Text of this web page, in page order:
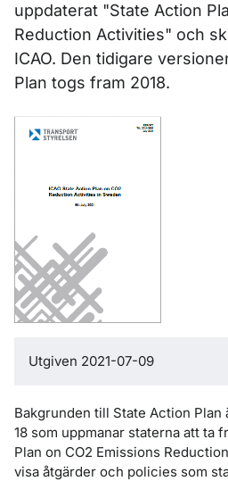
uppdaterat "State Action
Reduction Activities" och
ICAO. Den tidigare
Plan togs fram 2018.
Utgiven 2021-07-09
Bakgrunden till State Action Plan
18 som uppmanar staterna att ta
Plan on CO2 Emissions
visa åtgärder och policies som